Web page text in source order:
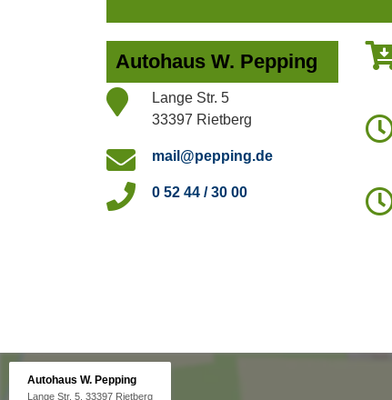
Autohaus W. Pepping
Lange Str. 5
33397 Rietberg
mail@pepping.de
0 52 44 / 30 00
Autohaus W. Pepping
Lange Str. 5, 33397 Rietberg